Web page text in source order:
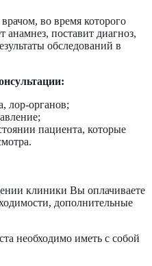
во время которого
анамнез, поставит диагноз,
обследований в
лор-органов;
пациента, которые
клиники Вы оплачиваете
дополнительные
необходимо иметь с собой